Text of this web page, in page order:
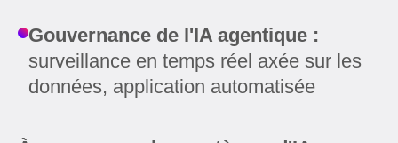
Gouvernance de l'IA agentique :
surveillance en temps réel axée sur les
données, application automatisée